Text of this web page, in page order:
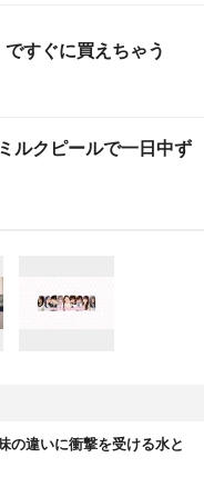
すぐに買えちゃう
ルクピールで一日中ず
の違いに衝撃を受ける水と